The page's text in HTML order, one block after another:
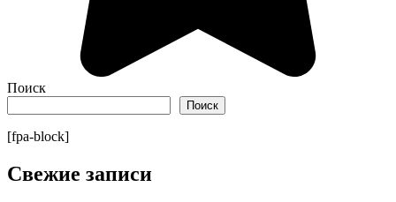
Поиск
Поиск
[fpa-block]
Свежие записи